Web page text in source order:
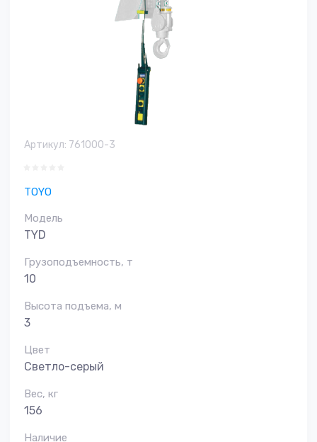
Артикул: 761000-3
TOYO
Модель
TYD
Грузоподъемность, т
10
Высота подъема, м
3
Цвет
Светло-серый
Вес, кг
156
Наличие